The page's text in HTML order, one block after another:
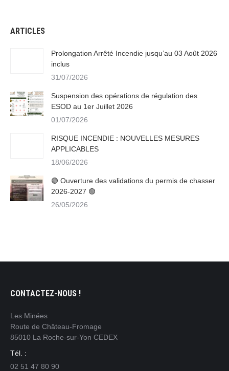
ARTICLES
Prolongation Arrêté Incendie jusqu’au 03 Août 2026
inclus
31/07/2026
Suspension des opérations de régulation des
ESOD au 1er Juillet 2026
01/07/2026
RISQUE INCENDIE : NOUVELLES MESURES
APPLICABLES
18/06/2026
🟢 Ouverture des validations du permis de chasser
2026-2027 🟢
26/05/2026
CONTACTEZ-NOUS !
Les Minées
Route de Château-Fromage
85010 La Roche-sur-Yon CEDEX
Tél. :
02 51 47 80 90